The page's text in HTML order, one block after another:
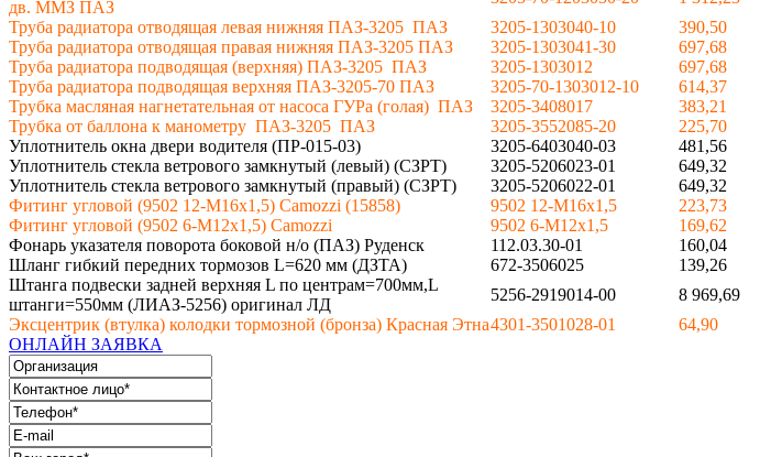
дв. ММЗ ПАЗ
Труба радиатора отводящая левая нижняя ПАЗ-3205 ПАЗ
3205-1303040-10 390,50
Труба радиатора отводящая правая нижняя ПАЗ-3205 ПАЗ
3205-1303041-30 697,68
Труба радиатора подводящая (верхняя) ПАЗ-3205 ПАЗ
3205-1303012 697,68
Труба радиатора подводящая верхняя ПАЗ-3205-70 ПАЗ
3205-70-1303012-10 614,37
Трубка масляная нагнетательная от насоса ГУРа (голая) ПАЗ
3205-3408017 383,21
Трубка от баллона к манометру ПАЗ-3205 ПАЗ
3205-3552085-20 225,70
Уплотнитель окна двери водителя (ПР-015-03)
3205-6403040-03 481,56
Уплотнитель стекла ветрового замкнутый (левый) (СЗРТ)
3205-5206023-01 649,32
Уплотнитель стекла ветрового замкнутый (правый) (СЗРТ)
3205-5206022-01 649,32
Фитинг угловой (9502 12-М16х1,5) Camozzi (15858)
9502 12-М16х1,5 223,73
Фитинг угловой (9502 6-М12х1,5) Camozzi
9502 6-М12х1,5 169,62
Фонарь указателя поворота боковой н/о (ПАЗ) Руденск
112.03.30-01 160,04
Шланг гибкий передних тормозов L=620 мм (ДЗТА)
672-3506025 139,26
Штанга подвески задней верхняя L по центрам=700мм,L
штанги=550мм (ЛИАЗ-5256) оригинал ЛД
5256-2919014-00 8 969,69
Эксцентрик (втулка) колодки тормозной (бронза) Красная Этна4301-3501028-01 64,90
ОНЛАЙН ЗАЯВКА